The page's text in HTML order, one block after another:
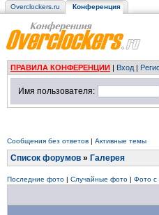
Overclockers.ru Конференция
ПРАВИЛА КОНФЕРЕНЦИИ | Вход |
Имя пользователя:
Сообщения без ответов | Активные темы
Список форумов » Галерея
Последние фото | Случайные фото | Фото с